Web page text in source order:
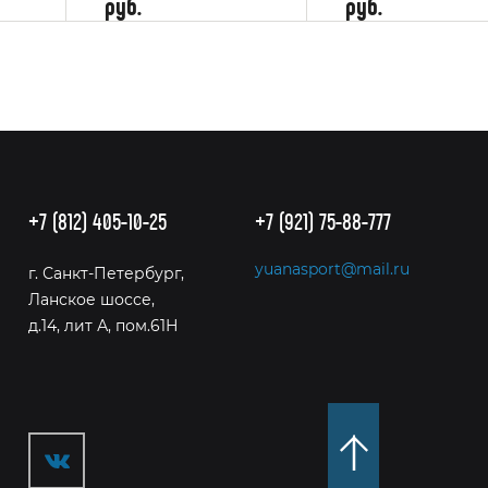
+7 (812) 405-10-25
г. Санкт-Петербург,
Ланское шоссе,
д.14, лит А, пом.61Н
+7 (921) 75-88-777
yuanasport@mail.ru